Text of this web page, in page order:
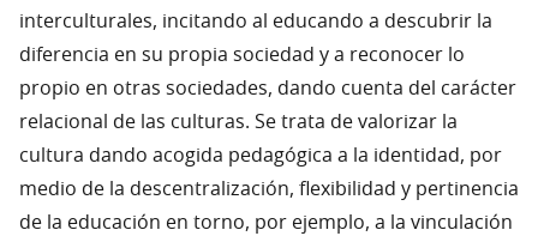
interculturales, incitando al educando a descubrir la
diferencia en su propia sociedad y a reconocer lo
propio en otras sociedades, dando cuenta del carácter
relacional de las culturas. Se trata de valorizar la
cultura dando acogida pedagógica a la identidad, por
medio de la descentralización, flexibilidad y pertinencia
de la educación en torno, por ejemplo, a la vinculación